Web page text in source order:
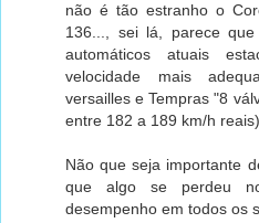
não é tão estranho o
136..., sei lá, parece
automáticos atuais
velocidade mais
versailles e Tempras "8
entre 182 a 189 km/h
Não que seja importante
que algo se perdeu
desempenho em todos os